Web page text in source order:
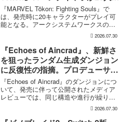
なった理由
『MARVEL Tōkon: Fighting Souls』で
は、発売時に20キャラクターがプレイ可
能となる。アークシステムワークスの山
中丈嗣プロデューサーは、この人数につ
いて、予算とスケジュールを考慮した結
果だと説明。そのうえで、同社らし...
2026.07.30
『Echoes of Aincrad』、新鮮さ
を狙ったランダム生成ダンジョン
に反復性の指摘。プロデューサー
は発売前に採用理由を説明
『Echoes of Aincrad』のダンジョンにつ
いて、発売に伴って公開されたメディア
レビューでは、同じ構造や進行が繰り返
されるとの評価が出ている。発売前の7月
上旬に行われた週刊ファミ通の対談で
2026.07.30